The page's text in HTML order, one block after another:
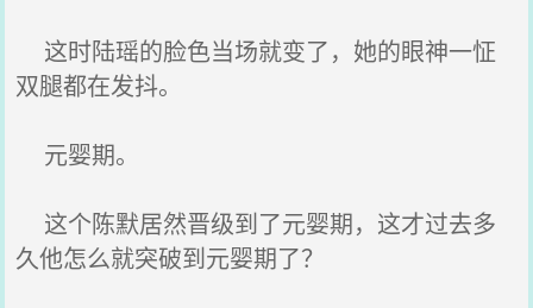
这时陆瑶的脸色当场就变了，她的眼神一怔
双腿都在发抖。
元婴期。
这个陈默居然晋级到了元婴期，这才过去多
久他怎么就突破到元婴期了？